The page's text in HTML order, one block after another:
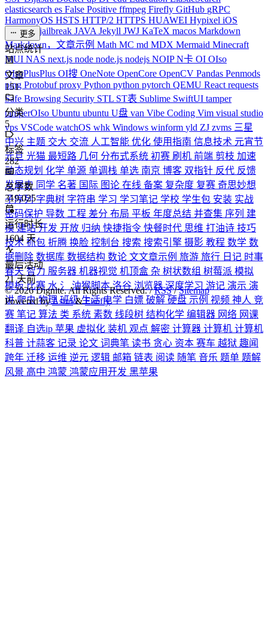
elasticsearch es False Positive ffmpeg Firefly GitHub gRPC
HarmonyOS HSTS HTTP/2 HTTPS HUAWEI Hypixel iOS
iPhoneJ jailbreak JAVA Jekyll JWJ KaTeX macos Markdown
Markdown，文章示例 Math MC md MDX Mermaid Minecraft
MUI NAS next.js node node.js nodejs NOIPN卡 OI OIso
OIsoPlusPlus OI搜 OneNote OpenCore OpenCV Pandas Penmods
ping Protobufproxy Python python pytorch QEMU React requests
Safe Browsing Security STL ST表 Sublime SwiftUI tamper
tamperOIso Ubuntu ubuntu U盘 van Vibe Coding Vim visual studio
vps VSCode watchOS whk Windows winform yld ZJ zvms 三星
中兴 主题 交大 交流 人工智能 优化 使用指南 信息技术 元宵节
元旦 光猫 最短路 几何 分布式系统 初赛 刷机 前端 剪枝 加速
动态规划 化学 单源 单调栈 单选 南京 博客 双指针 反代 反馈
发展史 同学 名著 国际 图论 在线 备案 复杂度 复赛 奇思妙想
子序列字典树 字符串 学习 学习笔记 学校 学生包 安装 实战
密码保护 导数 工程 差分 布局 平板 年度总结 并查集 序列 建
模建站开发 开放 归纳 快捷指令 快餐时代 思维 打油诗 技巧
技术 抓包 折腾 换脸 控制台 搜索 搜索引擎 摄影 教程 数学 数
据删除 数据库 数据结构 数论 文文章示例 旅游 旅行 日记 时事
春天智力 服务器 机器视觉 机顶盒 杂 树状数组 树莓派 模拟
模板比赛 水氵油猴脚本洛谷 浏览器深度学习 游记 演示 演
讲爬虫物理班级生活电学 白嫖 破解 硬盘 示例 视频 神人 竞
赛 笔记 算法 类 系统 素数 线段树 结构化学 编辑器 网络 网课
翻译 自选ip 苹果 虚拟化 装机 观点 解密 计算器 计算机 计算机
科普 计蒜客 记录 论文 词典笔 读书 贪心 资本 赛车 越狱 趣闻
跨年 迁移 运维 逆元 逻辑 邮箱 链表 阅读 随笔 音乐 题单 题解
风景 高中 鸿蒙 鸿蒙应用开发 黑苹果
更多
站点统计
文章
151
分类
5
标签
282
总字数
319,025
运行时长
1604 天
最后活动
21 天前
©2026Dignite. All Rights Reserved. /RSS/Sitemap
Powered byAstro&Firefly